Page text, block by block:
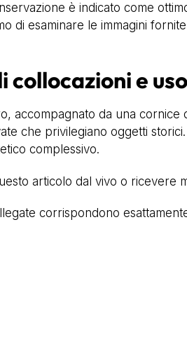
è indicato come
di esaminare le immagini
collocazioni e uso
accompagnato da una cornice
che privilegiano oggetti
complessivo.
articolo dal vivo o ricevere
corrispondono